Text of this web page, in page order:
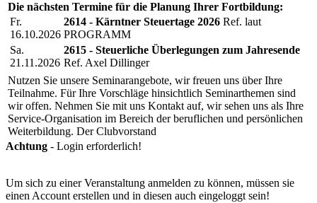
Die nächsten Termine für die Planung Ihrer Fortbildung:
Fr.
16.10.2026
2614 - Kärntner Steuertage 2026 Ref. laut
PROGRAMM
Sa.
21.11.2026
2615 - Steuerliche Überlegungen zum Jahresende
Ref. Axel Dillinger
Nutzen Sie unsere Seminarangebote, wir freuen uns über Ihre
Teilnahme. Für Ihre Vorschläge hinsichtlich Seminarthemen sind
wir offen. Nehmen Sie mit uns Kontakt auf, wir sehen uns als Ihre
Service-Organisation im Bereich der beruflichen und persönlichen
Weiterbildung. Der Clubvorstand
Achtung - Login erforderlich!
Um sich zu einer Veranstaltung anmelden zu können, müssen sie
einen Account erstellen und in diesen auch eingeloggt sein!